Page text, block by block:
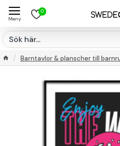
0
Barntavlor & planscher till